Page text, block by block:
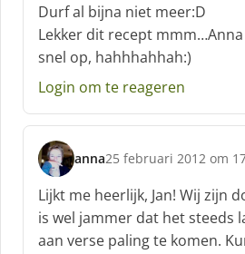
e
f
Durf al bijna niet meer:D
Lekker dit recept
snel op, hahhhahhah:)
Login om te reageren
anna
s
c
h
r
e
25 februari 2012 om
Lijkt me heerlijk, Jan! Wij zijn
is wel jammer dat het steeds
aan verse paling te komen.